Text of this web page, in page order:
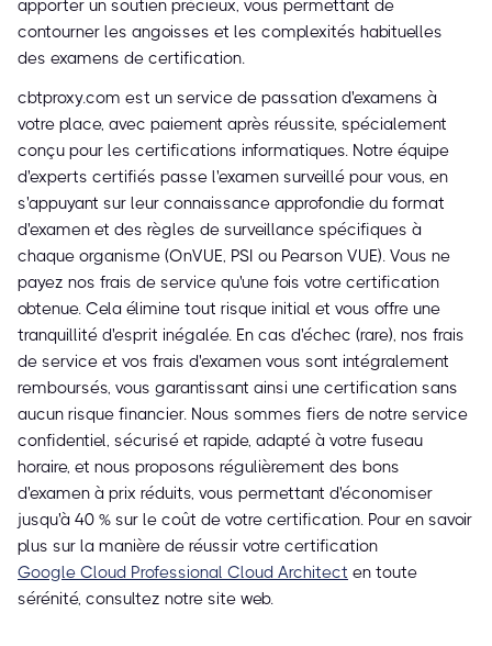
apporter un soutien précieux, vous permettant de
contourner les angoisses et les complexités habituelles
des examens de certification.
cbtproxy.com est un service de passation d'examens à
votre place, avec paiement après réussite, spécialement
conçu pour les certifications informatiques. Notre équipe
d'experts certifiés passe l'examen surveillé pour vous, en
s'appuyant sur leur connaissance approfondie du format
d'examen et des règles de surveillance spécifiques à
chaque organisme (OnVUE, PSI ou Pearson VUE). Vous ne
payez nos frais de service qu'une fois votre certification
obtenue. Cela élimine tout risque initial et vous offre une
tranquillité d'esprit inégalée. En cas d'échec (rare), nos frais
de service et vos frais d'examen vous sont intégralement
remboursés, vous garantissant ainsi une certification sans
aucun risque financier. Nous sommes fiers de notre service
confidentiel, sécurisé et rapide, adapté à votre fuseau
horaire, et nous proposons régulièrement des bons
d'examen à prix réduits, vous permettant d'économiser
jusqu'à 40 % sur le coût de votre certification. Pour en savoir
plus sur la manière de réussir votre certification
Google Cloud Professional Cloud Architect en toute
sérénité, consultez notre site web.